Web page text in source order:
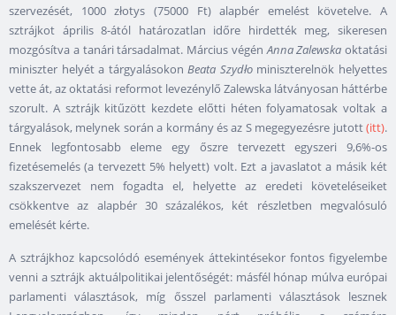
szervezését, 1000 złotys (75000 Ft) alapbér emelést követelve. A
sztrájkot április 8-ától határozatlan időre hirdették meg, sikeresen
mozgósítva a tanári társadalmat. Március végénAnna Zalewska oktatási
miniszter helyét a tárgyalásokonBeata Szydło miniszterelnök helyettes
vette át, az oktatási reformot levezénylő Zalewska látványosan háttérbe
szorult. A sztrájk kitűzött kezdete előtti héten folyamatosak voltak a
tárgyalások, melynek során a kormány és az S megegyezésre jutott(itt).
Ennek legfontosabb eleme egy őszre tervezett egyszeri 9,6%-os
fizetésemelés (a tervezett 5% helyett) volt. Ezt a javaslatot a másik két
szakszervezet nem fogadta el, helyette az eredeti követeléseiket
csökkentve az alapbér 30 százalékos, két részletben megvalósuló
emelését kérte.
A sztrájkhoz kapcsolódó események áttekintésekor fontos figyelembe
venni a sztrájk aktuálpolitikai jelentőségét: másfél hónap múlva európai
parlamenti választások, míg ősszel parlamenti választások lesznek